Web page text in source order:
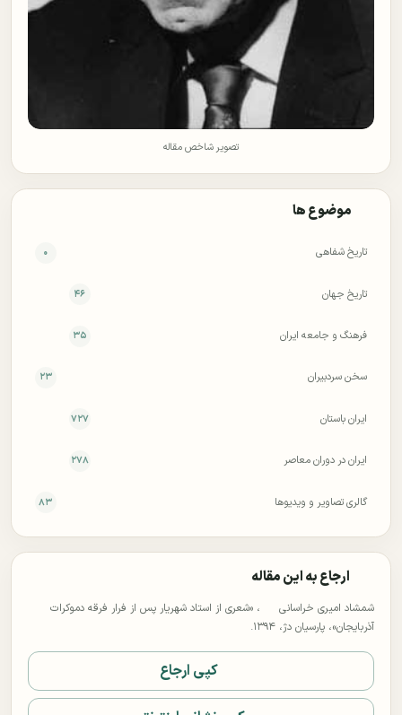
تصویر شاخص مقاله
موضوع ها
تاریخ شفاهی ۰
تاریخ جهان ۴۶
فرهنگ و جامعه ایران ۳۵
سخن سردبیران ۲۳
ایران باستان ۷۲۷
ایران در دوران معاصر ۲۷۸
گالری تصاویر و ویدیوها ۸۳
ارجاع به این مقاله
شمشاد امیری خراسانی
، «شعری از استاد شهریار پس از فرار فرقه دموکرات
آذربایجان»، پارسیان دژ، ۱۳۹۴.
کپی ارجاع